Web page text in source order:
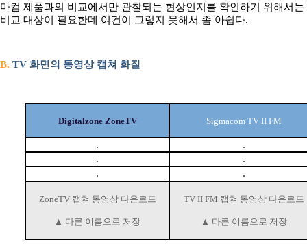
마컴 제품과의 비교에서만 관찰되는 현상인지를 확인하기 위해서는
비교 대상이 필요한데 여건이 그렇지 못해서 좀 아쉽다.
B. TV 화면의 동영상 캡쳐 화질
Digitalzone ZoneTV Sigmacom TV II FM
ZoneTV 캡쳐 동영상 다운로드
▲ 다른 이름으로 저장
TV II FM 캡쳐 동영상 다운로드
▲ 다른 이름으로 저장